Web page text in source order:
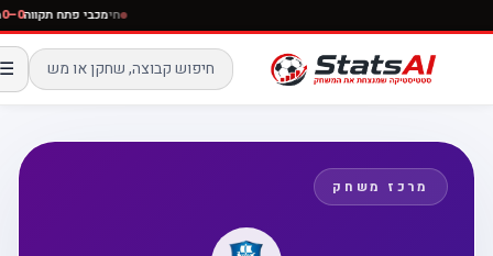
חימכבי פתח
☰
מרכז משחק